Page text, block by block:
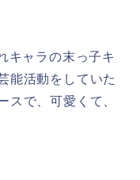
キャラの末っ子キ
能活動をしていた
スで、可愛くて、